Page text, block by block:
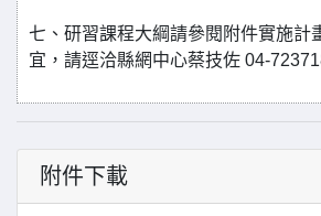
七、研習課程大綱請參閱附件實施計
宜，請逕洽縣網中心蔡技佐 04-
附件下載